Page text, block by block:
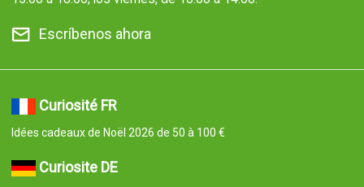
Escríbenos ahora
Curiosité FR
Idées cadeaux de Noël 2026 de 50 à 100 €
Curiosite DE